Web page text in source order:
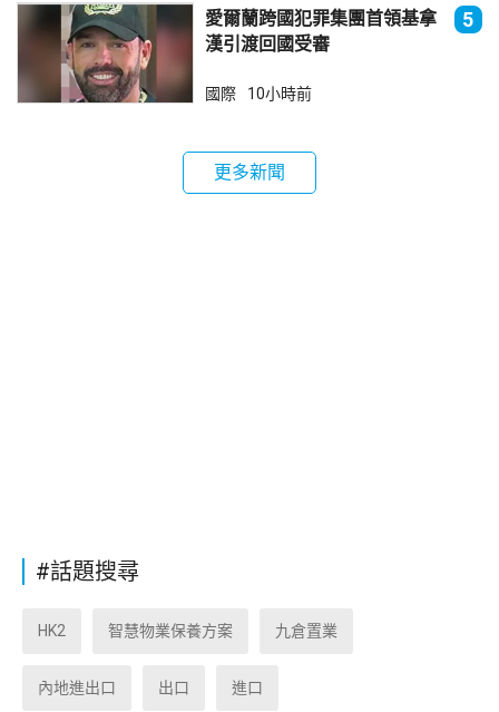
愛爾蘭跨國犯罪集團首領基拿
漢引渡回國受審
5
國際 10小時前
更多新聞
#話題搜尋
HK2 智慧物業保養方案 九倉置業
內地進出口 出口 進口